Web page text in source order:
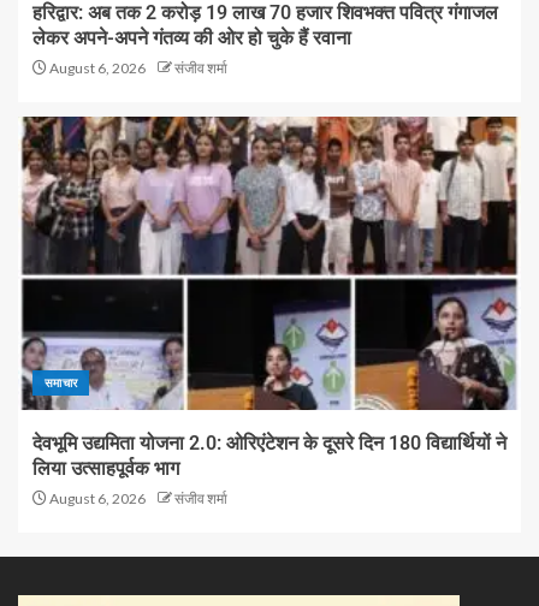
हरिद्वार: अब तक 2 करोड़ 19 लाख 70 हजार शिवभक्त पवित्र गंगाजल
लेकर अपने-अपने गंतव्य की ओर हो चुके हैं रवाना
August 6, 2026 संजीव शर्मा
समाचार
देवभूमि उद्यमिता योजना 2.0: ओरिएंटेशन के दूसरे दिन 180 विद्यार्थियों ने
लिया उत्साहपूर्वक भाग
August 6, 2026 संजीव शर्मा